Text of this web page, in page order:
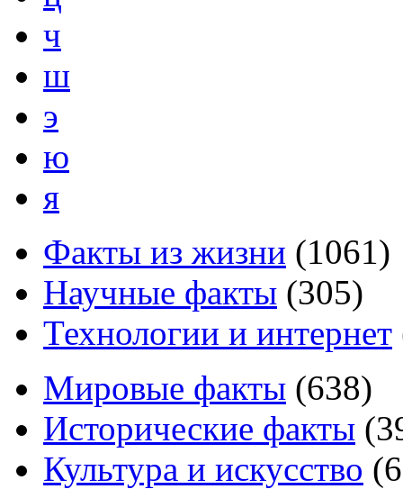
ч
ш
э
ю
я
Факты из жизни (1061)
Научные факты (305)
Технологии и интернет
Мировые факты (638)
Исторические факты (
Культура и искусство (